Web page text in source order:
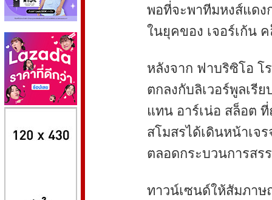
พอที่จะพาทีมหงส์แด
ในยุคของ เจอร์เก้น
หลังจาก ฟาบริซิโอ โ
ตกลงกับลิเวอร์พูลเรี
แทน อาร์เน่อ สล็อต
สโมสรได้เดินหน้าเจ
ตลอดกระบวนการสร
ทาวน์เซนด์ให้สัมภาษ